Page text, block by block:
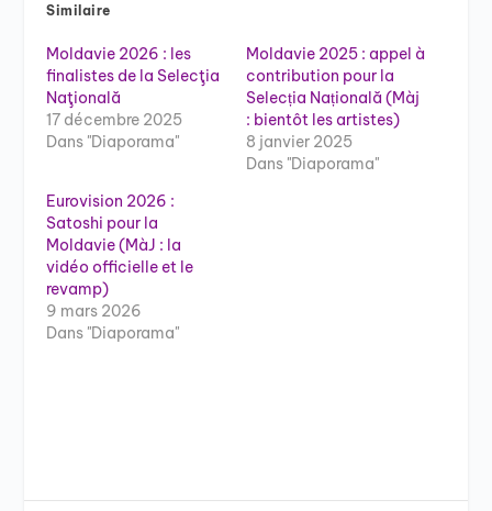
Similaire
Moldavie 2026 : les
finalistes de la Selecţia
Naţională
17 décembre 2025
Dans "Diaporama"
Moldavie 2025 : appel à
contribution pour la
Selecția Națională (Màj
: bientôt les artistes)
8 janvier 2025
Dans "Diaporama"
Eurovision 2026 :
Satoshi pour la
Moldavie (MàJ : la
vidéo officielle et le
revamp)
9 mars 2026
Dans "Diaporama"